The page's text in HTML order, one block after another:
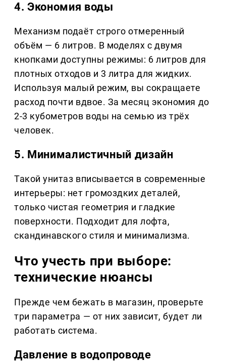
4. Экономия воды
Механизм подаёт строго отмеренный
объём — 6 литров. В моделях с двумя
кнопками доступны режимы: 6 литров для
плотных отходов и 3 литра для жидких.
Используя малый режим, вы сокращаете
расход почти вдвое. За месяц экономия до
2-3 кубометров воды на семью из трёх
человек.
5. Минималистичный дизайн
Такой унитаз вписывается в современные
интерьеры: нет громоздких деталей,
только чистая геометрия и гладкие
поверхности. Подходит для лофта,
скандинавского стиля и минимализма.
Что учесть при выборе:
технические нюансы
Прежде чем бежать в магазин, проверьте
три параметра — от них зависит, будет ли
работать система.
Давление в водопроводе